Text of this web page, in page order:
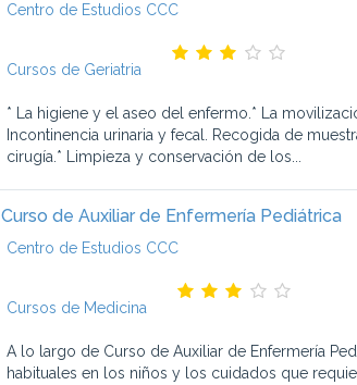
Centro de Estudios CCC
Cursos de Geriatria
* La higiene y el aseo del enfermo.* La
Incontinencia urinaria y fecal. Recogida de
cirugía.* Limpieza y conservación de los...
Curso de Auxiliar de Enfermería Pediátrica
Centro de Estudios CCC
Cursos de Medicina
A lo largo de Curso de Auxiliar de Enfermería
habituales en los niños y los cuidados que